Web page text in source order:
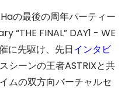
の最後の周年パーティー
“THE FINAL” DAY1 - WE
に先駆け、先日インタビ
シーンの王者ASTRIXと共
ムの双方向バーチャルセ